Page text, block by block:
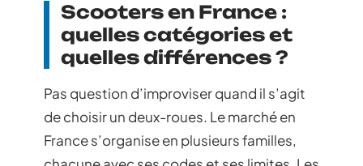
Scooters en France :
quelles catégories et
quelles différences ?
Pas question d’improviser quand il s’agit
de choisir un deux-roues. Le marché en
France s’organise en plusieurs familles,